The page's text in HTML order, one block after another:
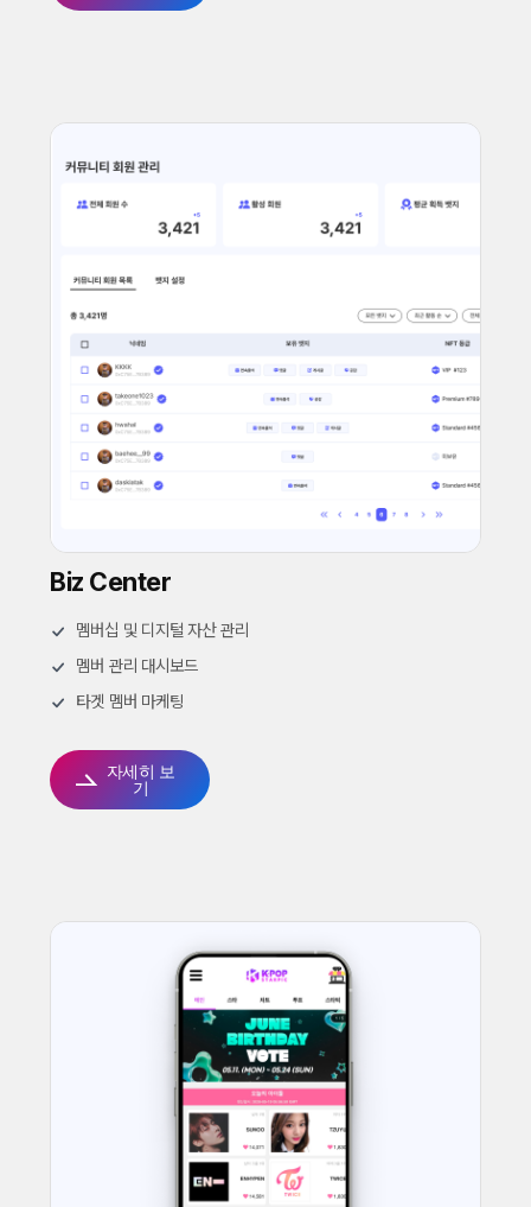
Biz Center
멤버십 및 디지털 자산 관리
멤버 관리 대시보드
타겟 멤버 마케팅
자세히 보
기